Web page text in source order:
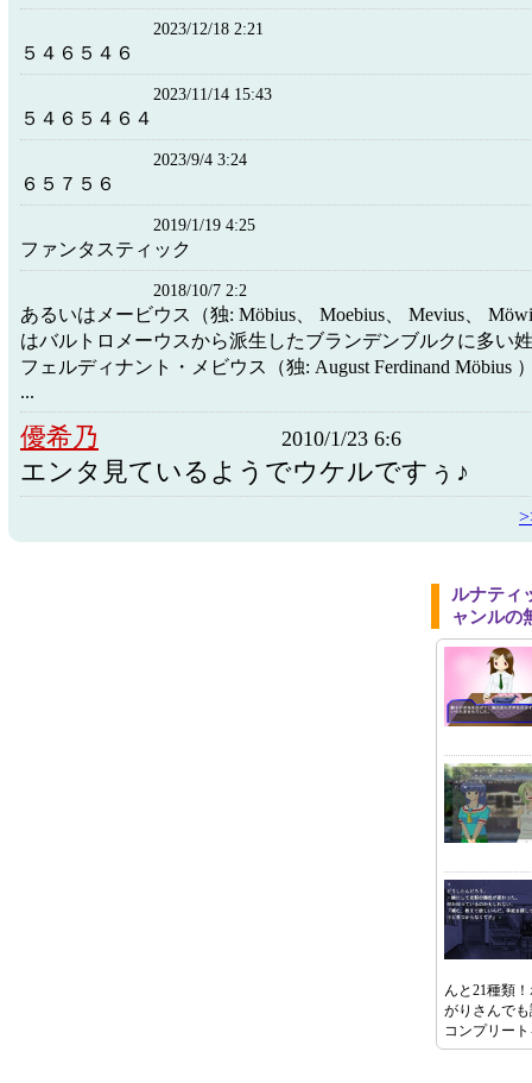
2023/12/18 2:21
５４６５４６
2023/11/14 15:43
５４６５４６４
2023/9/4 3:24
６５７５６
2019/1/19 4:25
ファンタスティック
2018/10/7 2:2
あるいはメービウス（独: Möbius、 Moebius、 Mevius、
はバルトロメーウスから派生したブランデンブルクに多い
フェルディナント・メビウス（独: August Ferdinand Möbius
...
優希乃 2010/1/23 6:6
エンタ見ているようでウケルですぅ♪
ルナティ
ャンルの
んと21種類
がりさんで
コンプリー